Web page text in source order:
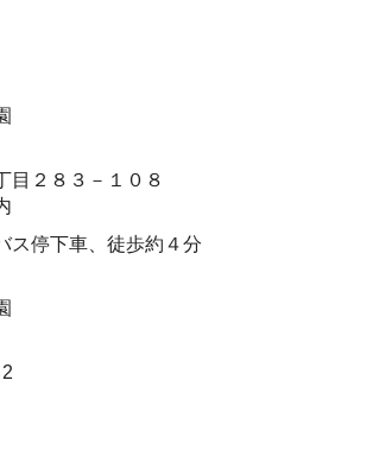
目２８３－１０８
ス停下車、徒歩約４分